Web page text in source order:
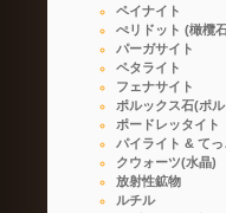
ペイナイト
ぺリドット (橄欖
パーガサイト
ペタライト
フェナサイト
ポルックス石(ポ
ポードレッタイト
パイライト & てっ
クウォーツ(水晶)
放射性鉱物
ルチル